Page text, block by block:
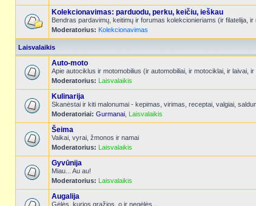
Kolekcionavimas: parduodu, perku, keičiu, ieškau
Bendras pardavimų, keitimų ir forumas kolekcionieriams (ir filatelija,
Moderatorius: Kolekcionavimas
Laisvalaikis
Auto-moto
Apie autociklus ir motomobilius (ir automobiliai, ir motociklai, ir laivai,
Moderatorius: Laisvalaikis
Kulinarija
Skanėstai ir kiti malonumai - kepimas, virimas, receptai, valgiai,
Moderatoriai: Gurmanai Laisvalaikis
Šeima
Vaikai, vyrai, žmonos ir namai
Moderatorius: Laisvalaikis
Gyvūnija
Miau... Au au!
Moderatorius: Laisvalaikis
Augalija
Gėlės, kurios gražios, o ir negėlės...